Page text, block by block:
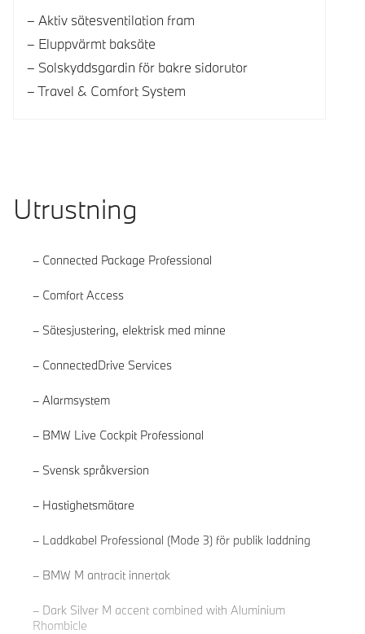
Aktiv sätesventilation fram
Eluppvärmt baksäte
Solskyddsgardin för bakre sidorutor
Travel & Comfort System
Utrustning
Connected Package Professional
Comfort Access
Sätesjustering, elektrisk med minne
ConnectedDrive Services
Alarmsystem
BMW Live Cockpit Professional
Svensk språkversion
Hastighetsmätare
Laddkabel Professional (Mode 3) för publik laddning
BMW M antracit innertak
Dark Silver M accent combined with Aluminium
Rhombicle